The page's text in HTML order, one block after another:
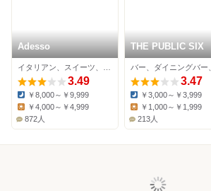
Adesso
3.49
Dinner:
￥8,000～￥9,999
￥4,000～￥4,999
872人
THE PUBLIC SIX
3.47
Dinner:
￥3,000～￥3,999
￥1,000～￥1,999
213人